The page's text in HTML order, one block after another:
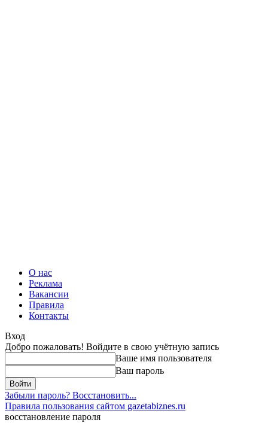
О нас
Реклама
Вакансии
Правила
Контакты
Вход
Добро пожаловать! Войдите в свою учётную запись
Ваше имя пользователя
Ваш пароль
Забыли пароль? Восстановить...
Правила пользования сайтом gazetabiznes.ru
восстановление пароля